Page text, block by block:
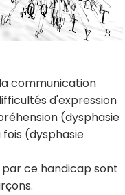
communication
d'expression
(dysphasie
(dysphasie
par ce handicap sont